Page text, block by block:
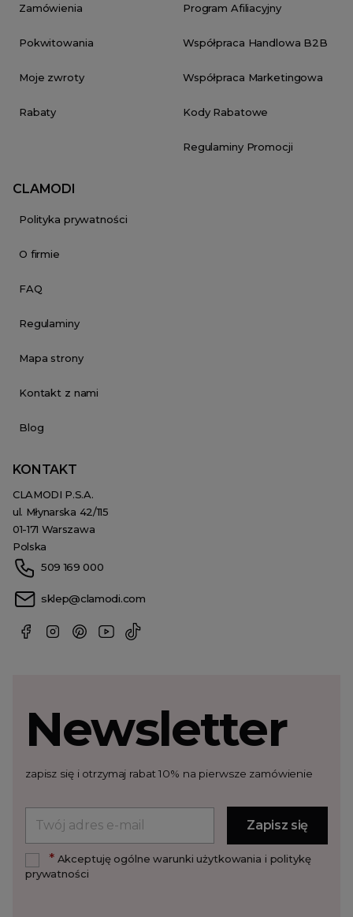
Zamówienia
Pokwitowania
Moje zwroty
Rabaty
Program Afiliacyjny
Współpraca Handlowa B2B
Współpraca Marketingowa
Kody Rabatowe
Regulaminy Promocji
CLAMODI
Polityka prywatności
O firmie
FAQ
Regulaminy
Mapa strony
Kontakt z nami
Blog
KONTAKT
CLAMODI P.S.A.
ul. Młynarska 42/115
01-171 Warszawa
Polska
509 169 000
sklep@clamodi.com
Newsletter
zapisz się i otrzymaj rabat 10% na pierwsze zamówienie
*Akceptuję ogólne warunki użytkowania i politykę
prywatności